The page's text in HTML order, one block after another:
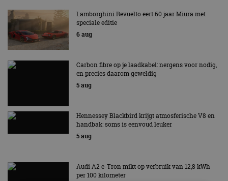
Lamborghini Revuelto eert 60 jaar Miura met
speciale editie
6 aug
Carbon fibre op je laadkabel: nergens voor nodig,
en precies daarom geweldig
5 aug
Hennessey Blackbird krijgt atmosferische V8 en
handbak: soms is eenvoud leuker
5 aug
Audi A2 e-Tron mikt op verbruik van 12,8 kWh
per 100 kilometer